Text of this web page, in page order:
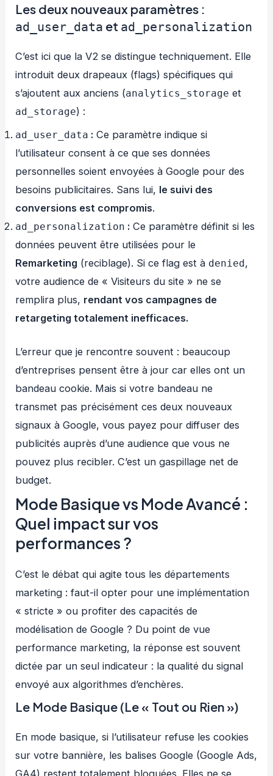
Les deux nouveaux paramètres :
ad_user_data et ad_personalization
C’est ici que la V2 se distingue techniquement. Elle
introduit deux drapeaux (flags) spécifiques qui
s’ajoutent aux anciens (analytics_storage et
ad_storage) :
ad_user_data : Ce paramètre indique si
l’utilisateur consent à ce que ses données
personnelles soient envoyées à Google pour des
besoins publicitaires. Sans lui, le suivi des
conversions est compromis.
ad_personalization : Ce paramètre définit si les
données peuvent être utilisées pour le
Remarketing (reciblage). Si ce flag est à denied,
votre audience de « Visiteurs du site » ne se
remplira plus, rendant vos campagnes de
retargeting totalement inefficaces.
L’erreur que je rencontre souvent : beaucoup
d’entreprises pensent être à jour car elles ont un
bandeau cookie. Mais si votre bandeau ne
transmet pas précisément ces deux nouveaux
signaux à Google, vous payez pour diffuser des
publicités auprès d’une audience que vous ne
pouvez plus recibler. C’est un gaspillage net de
budget.
Mode Basique vs Mode Avancé :
Quel impact sur vos
performances ?
C’est le débat qui agite tous les départements
marketing : faut-il opter pour une implémentation
« stricte » ou profiter des capacités de
modélisation de Google ? Du point de vue
performance marketing, la réponse est souvent
dictée par un seul indicateur : la qualité du signal
envoyé aux algorithmes d’enchères.
Le Mode Basique (Le « Tout ou Rien »)
En mode basique, si l’utilisateur refuse les cookies
sur votre bannière, les balises Google (Google Ads,